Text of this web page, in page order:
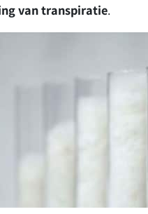
van transpiratie.